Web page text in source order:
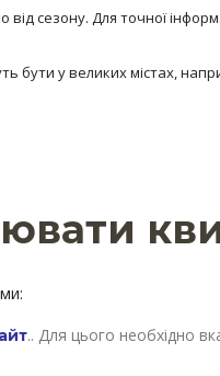
сезону. Для точної
бути у великих містах,
.. Для цього необхідно